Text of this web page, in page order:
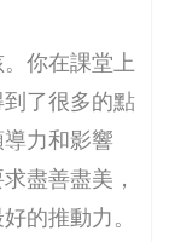
你在課堂上
了很多的點
力和影響
盡善盡美，
的推動力。